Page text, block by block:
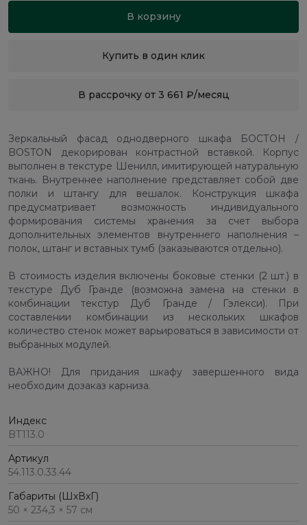
В корзину
Купить в один клик
В рассрочку от 3 661 ₽/месяц
Зеркальный фасад однодверного шкафа БОСТОН /
BOSTON декорирован контрастной вставкой. Корпус
выполнен в текстуре Шенилл, имитирующей натуральную
ткань. Внутреннее наполнение представляет собой две
полки и штангу для вешалок. Конструкция шкафа
предусматривает возможность индивидуального
формирования системы хранения за счет выбора
дополнительных элементов внутреннего наполнения –
полок, штанг и вставных тумб (заказываются отдельно).
В стоимость изделия включены боковые стенки (2 шт.) в
текстуре Дуб Гранде (возможна замена на стенки в
комбинации текстур Дуб Гранде / Гэлекси). При
составлении комбинации из нескольких шкафов
количество стенок может варьироваться в зависимости от
выбранных модулей.
ВАЖНО! Для придания шкафу завершенного вида
необходим дозаказ карниза.
Индекс
BT113.0
Артикул
54.113.0.33.44
Габариты (ШхВхГ)
50 × 234,3 × 57 см